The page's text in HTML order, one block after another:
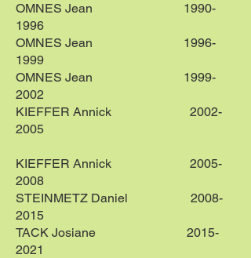
OMNES Jean 1990-
1996
OMNES Jean 1996-
1999
OMNES Jean 1999-
2002
KIEFFER Annick 2002-
2005
KIEFFER Annick 2005-
2008
STEINMETZ Daniel 2008-
2015
TACK Josiane 2015-
2021